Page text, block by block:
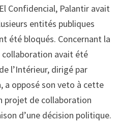
Confidencial, Palantir avait
entités publiques
été bloqués. Concernant la
collaboration avait été
l’Intérieur, dirigé par
a opposé son veto à cette
projet de collaboration
d’une décision politique.